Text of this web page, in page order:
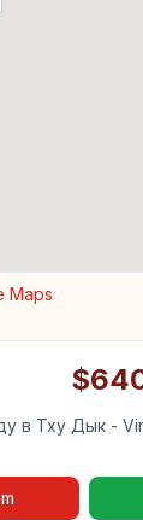
Maps
в Тху Дык -